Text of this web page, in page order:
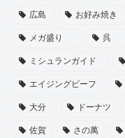
広島 お好み焼き
メガ盛り 呉
ミシュランガイド
エイジングビーフ
大分 ドーナツ
佐賀 さの萬